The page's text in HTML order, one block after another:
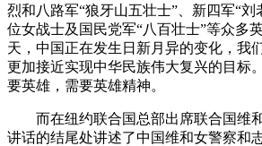
烈和八路军“狼牙山五壮士”、新四军“刘
位女战士及国民党军“八百壮士”等众多
天，中国正在发生日新月异的变化，我
更加接近实现中华民族伟大复兴的目标
要英雄，需要英雄精神。
而在纽约联合国总部出席联合国维
讲话的结尾处讲述了中国维和女警察和